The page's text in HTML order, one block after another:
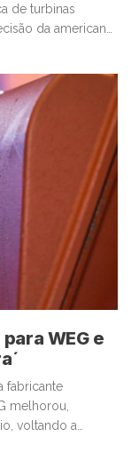
de turbinas
da americana
dinamarquesa
WEG e
fabricante
melhorou,
voltando a